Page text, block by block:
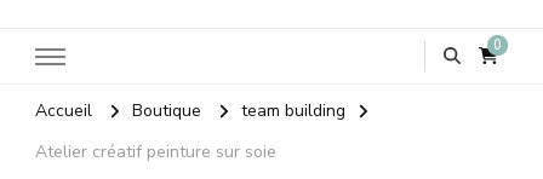
0
Accueil Boutique
team building
Atelier créatif peinture sur soie